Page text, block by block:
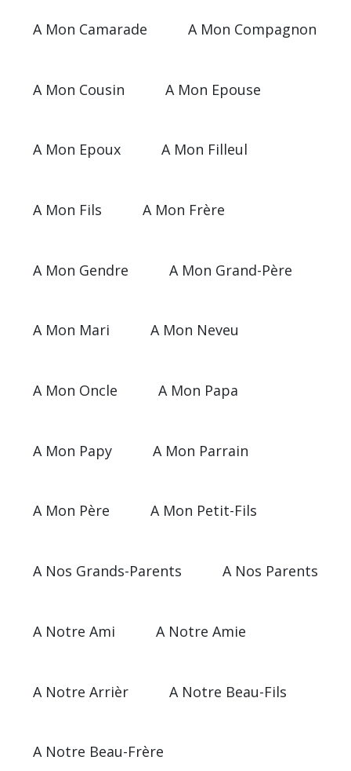
A Mon Camarade A Mon Compagnon
A Mon Cousin A Mon Epouse
A Mon Epoux A Mon Filleul
A Mon Fils A Mon Frère
A Mon Gendre A Mon Grand-Père
A Mon Mari A Mon Neveu
A Mon Oncle A Mon Papa
A Mon Papy A Mon Parrain
A Mon Père A Mon Petit-Fils
A Nos Grands-Parents A Nos Parents
A Notre Ami A Notre Amie
A Notre Arrièr A Notre Beau-Fils
A Notre Beau-Frère